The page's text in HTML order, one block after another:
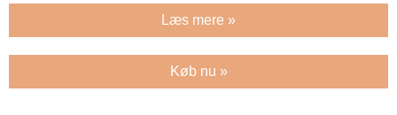
Læs mere »
Køb nu »